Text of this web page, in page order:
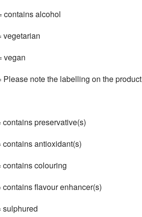
alcohol
note the labelling on the product
preservative(s)
antioxidant(s)
colouring
flavour enhancer(s)